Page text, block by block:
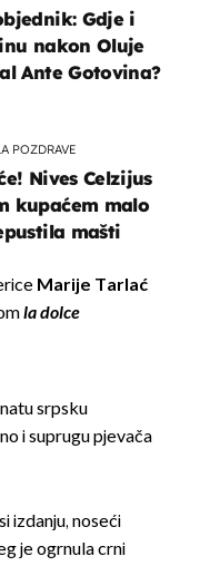
Gdje i
nakon Oluje
Ante Gotovina?
POZDRAVE
Nives Celzijus
kupaćem malo
mašti
Marije Tarlać
la dolce
srpsku
i suprugu pjevača
izdanju, noseći
je ogrnula crni